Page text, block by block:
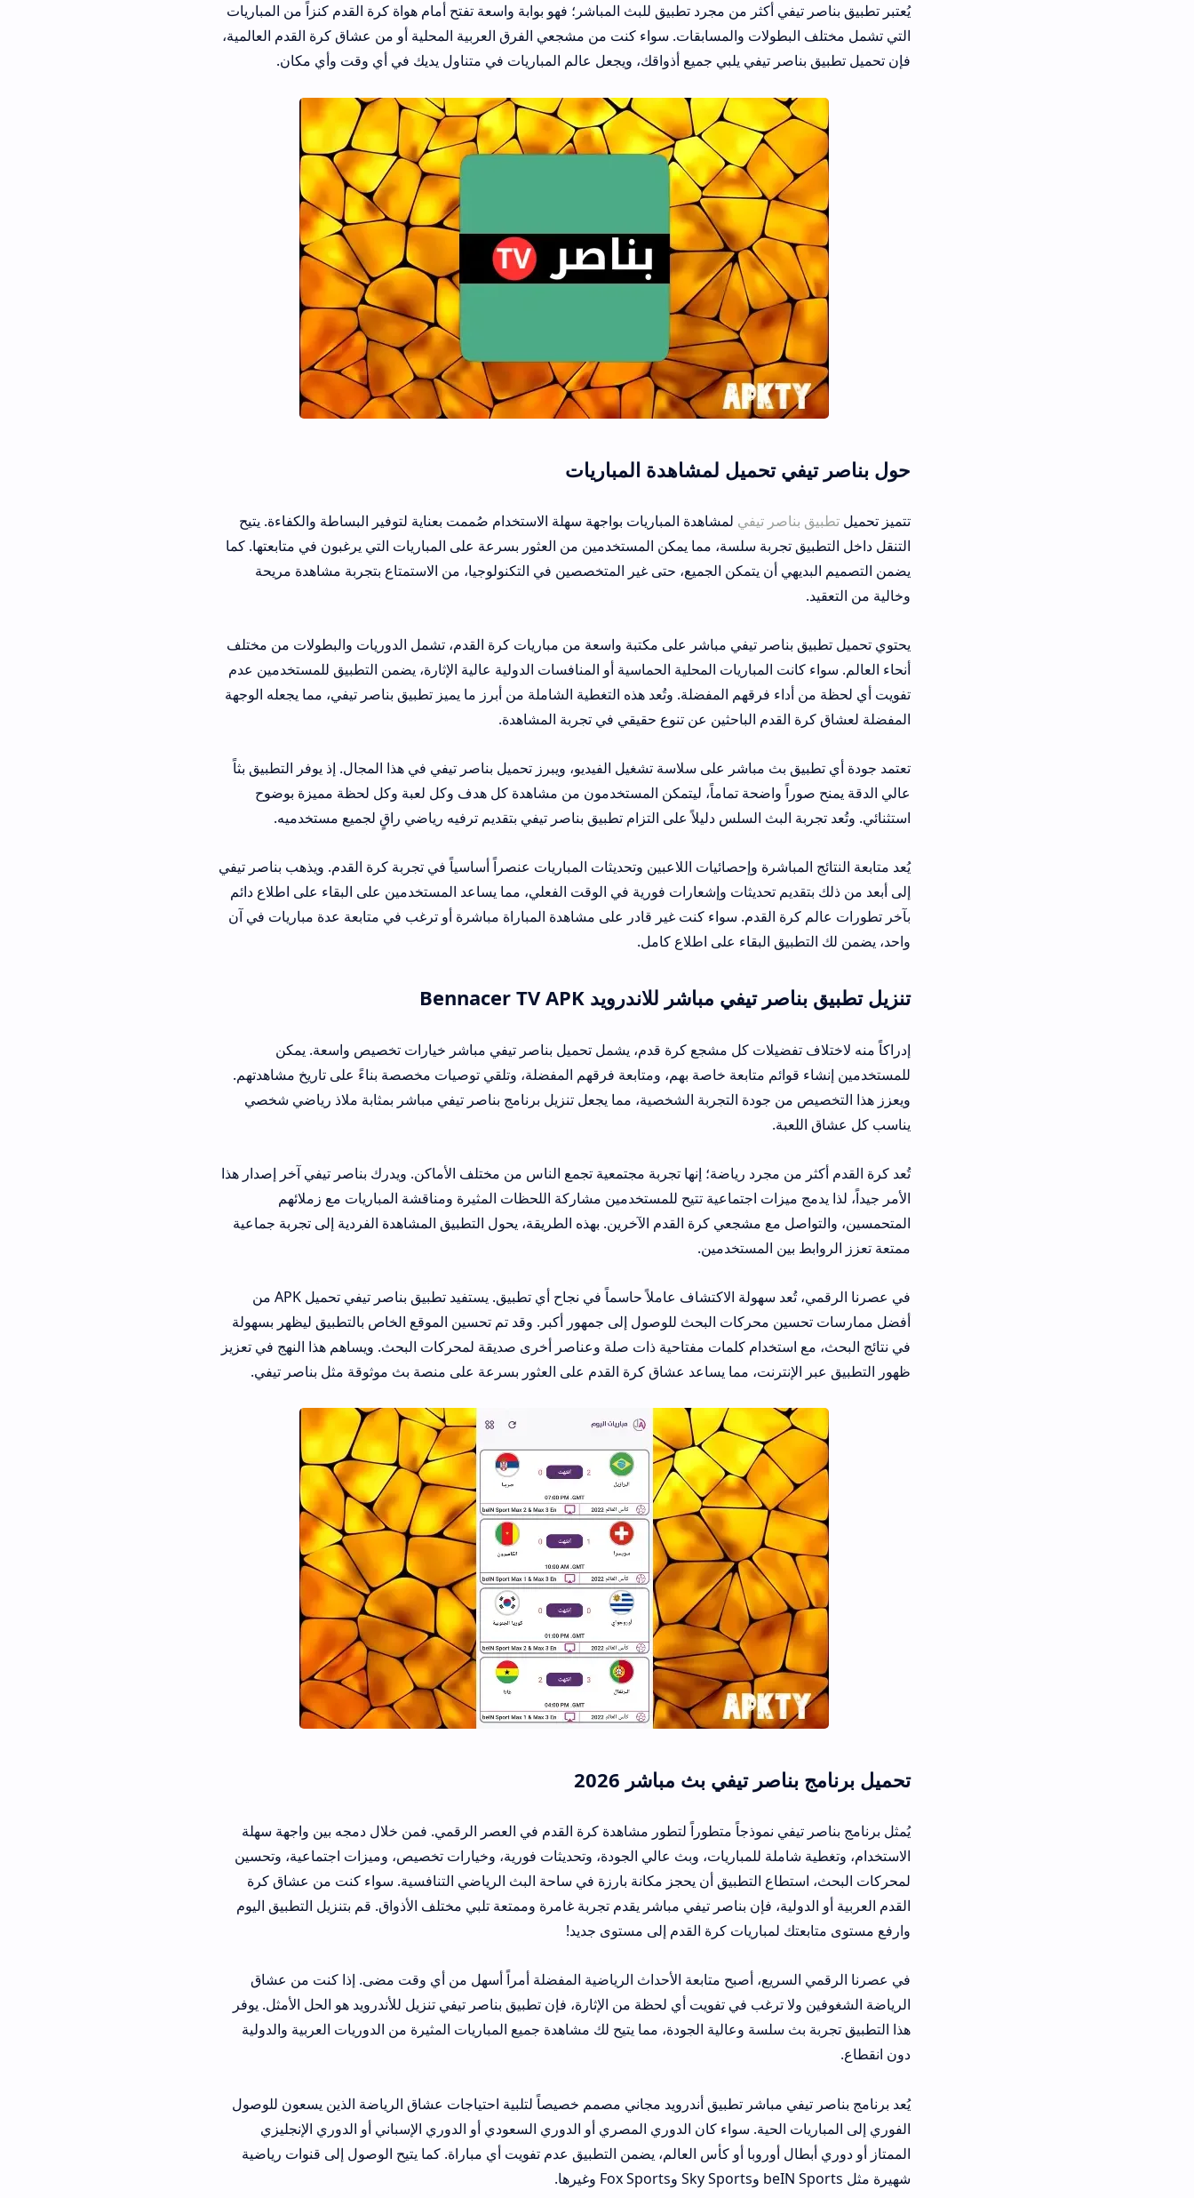
يُعتبر تطبيق بناصر تيفي أكثر من مجرد تطبيق للبث المباشر؛ فهو بوابة واسعة تفتح أمام هواة كرة القدم كنزاً من المباريات
التي تشمل مختلف البطولات والمسابقات. سواء كنت من مشجعي الفرق العربية المحلية أو من عشاق كرة القدم العالمية،
فإن تحميل تطبيق بناصر تيفي يلبي جميع أذواقك، ويجعل عالم المباريات في متناول يديك في أي وقت وأي مكان.
حول بناصر تيفي تحميل لمشاهدة المباريات
تطبيق بناصر تيفيلمشاهدة المباريات بواجهة سهلة الاستخدام صُممت بعناية لتوفير البساطة والكفاءة. يتيح
التنقل داخل التطبيق تجربة سلسة، مما يمكن المستخدمين من العثور بسرعة على المباريات التي يرغبون في متابعتها. كما
يضمن التصميم البديهي أن يتمكن الجميع، حتى غير المتخصصين في التكنولوجيا، من الاستمتاع بتجربة مشاهدة مريحة
يحتوي تحميل تطبيق بناصر تيفي مباشر على مكتبة واسعة من مباريات كرة القدم، تشمل الدوريات والبطولات من مختلف
أنحاء العالم. سواء كانت المباريات المحلية الحماسية أو المنافسات الدولية عالية الإثارة، يضمن التطبيق للمستخدمين عدم
تفويت أي لحظة من أداء فرقهم المفضلة. وتُعد هذه التغطية الشاملة من أبرز ما يميز تطبيق بناصر تيفي، مما يجعله الوجهة
المفضلة لعشاق كرة القدم الباحثين عن تنوع حقيقي في تجربة المشاهدة.
تعتمد جودة أي تطبيق بث مباشر على سلاسة تشغيل الفيديو، ويبرز تحميل بناصر تيفي في هذا المجال. إذ يوفر التطبيق بثاً
عالي الدقة يمنح صوراً واضحة تماماً، ليتمكن المستخدمون من مشاهدة كل هدف وكل لعبة وكل لحظة مميزة بوضوح
استثنائي. وتُعد تجربة البث السلس دليلاً على التزام تطبيق بناصر تيفي بتقديم ترفيه رياضي راقٍ لجميع مستخدميه.
يُعد متابعة النتائج المباشرة وإحصائيات اللاعبين وتحديثات المباريات عنصراً أساسياً في تجربة كرة القدم. ويذهب بناصر تيفي
إلى أبعد من ذلك بتقديم تحديثات وإشعارات فورية في الوقت الفعلي، مما يساعد المستخدمين على البقاء على اطلاع دائم
بآخر تطورات عالم كرة القدم. سواء كنت غير قادر على مشاهدة المباراة مباشرة أو ترغب في متابعة عدة مباريات في آن
واحد، يضمن لك التطبيق البقاء على اطلاع كامل.
تنزيل تطبيق بناصر تيفي مباشر للاندرويد Bennacer TV APK
إدراكاً منه لاختلاف تفضيلات كل مشجع كرة قدم، يشمل تحميل بناصر تيفي مباشر خيارات تخصيص واسعة. يمكن
للمستخدمين إنشاء قوائم متابعة خاصة بهم، ومتابعة فرقهم المفضلة، وتلقي توصيات مخصصة بناءً على تاريخ مشاهدتهم.
ويعزز هذا التخصيص من جودة التجربة الشخصية، مما يجعل تنزيل برنامج بناصر تيفي مباشر بمثابة ملاذ رياضي شخصي
يناسب كل عشاق اللعبة.
تُعد كرة القدم أكثر من مجرد رياضة؛ إنها تجربة مجتمعية تجمع الناس من مختلف الأماكن. ويدرك بناصر تيفي آخر إصدار هذا
الأمر جيداً، لذا يدمج ميزات اجتماعية تتيح للمستخدمين مشاركة اللحظات المثيرة ومناقشة المباريات مع زملائهم
المتحمسين، والتواصل مع مشجعي كرة القدم الآخرين. بهذه الطريقة، يحول التطبيق المشاهدة الفردية إلى تجربة جماعية
ممتعة تعزز الروابط بين المستخدمين.
في عصرنا الرقمي، تُعد سهولة الاكتشاف عاملاً حاسماً في نجاح أي تطبيق. يستفيد تطبيق بناصر تيفي تحميل APK من
أفضل ممارسات تحسين محركات البحث للوصول إلى جمهور أكبر. وقد تم تحسين الموقع الخاص بالتطبيق ليظهر بسهولة
في نتائج البحث، مع استخدام كلمات مفتاحية ذات صلة وعناصر أخرى صديقة لمحركات البحث. ويساهم هذا النهج في تعزيز
ظهور التطبيق عبر الإنترنت، مما يساعد عشاق كرة القدم على العثور بسرعة على منصة بث موثوقة مثل بناصر تيفي.
تحميل برنامج بناصر تيفي بث مباشر 2026
يُمثل برنامج بناصر تيفي نموذجاً متطوراً لتطور مشاهدة كرة القدم في العصر الرقمي. فمن خلال دمجه بين واجهة سهلة
الاستخدام، وتغطية شاملة للمباريات، وبث عالي الجودة، وتحديثات فورية، وخيارات تخصيص، وميزات اجتماعية، وتحسين
لمحركات البحث، استطاع التطبيق أن يحجز مكانة بارزة في ساحة البث الرياضي التنافسية. سواء كنت من عشاق كرة
القدم العربية أو الدولية، فإن بناصر تيفي مباشر يقدم تجربة غامرة وممتعة تلبي مختلف الأذواق. قم بتنزيل التطبيق اليوم
وارفع مستوى متابعتك لمباريات كرة القدم إلى مستوى جديد!
في عصرنا الرقمي السريع، أصبح متابعة الأحداث الرياضية المفضلة أمراً أسهل من أي وقت مضى. إذا كنت من عشاق
الرياضة الشغوفين ولا ترغب في تفويت أي لحظة من الإثارة، فإن تطبيق بناصر تيفي تنزيل للأندرويد هو الحل الأمثل. يوفر
هذا التطبيق تجربة بث سلسة وعالية الجودة، مما يتيح لك مشاهدة جميع المباريات المثيرة من الدوريات العربية والدولية
يُعد برنامج بناصر تيفي مباشر تطبيق أندرويد مجاني مصمم خصيصاً لتلبية احتياجات عشاق الرياضة الذين يسعون للوصول
الفوري إلى المباريات الحية. سواء كان الدوري المصري أو الدوري السعودي أو الدوري الإسباني أو الدوري الإنجليزي
الممتاز أو دوري أبطال أوروبا أو كأس العالم، يضمن التطبيق عدم تفويت أي مباراة. كما يتيح الوصول إلى قنوات رياضية